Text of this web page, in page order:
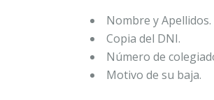
Nombre y Apellidos.
Copia del DNI.
Número de
Motivo de su baja.